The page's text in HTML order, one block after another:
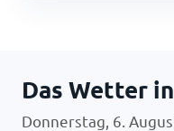
Das Wetter
Donnerstag, 6.